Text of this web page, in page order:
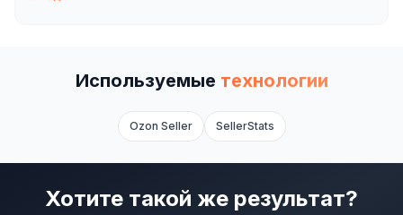
EMAIL-МАРКЕТИНГ
Почтовые рассылки
Автоматизация
Используемые технологии
Ozon Seller SellerStats
Хотите такой же результат?